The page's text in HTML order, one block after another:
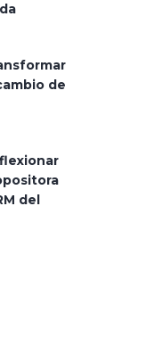
de
del